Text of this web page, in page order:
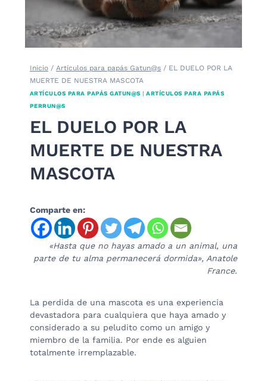
Inicio / Artículos para papás Gatun@s / EL DUELO POR LA
MUERTE DE NUESTRA MASCOTA
ARTÍCULOS PARA PAPÁS GATUN@S |ARTÍCULOS PARA PAPÁS
PERRUN@S
EL DUELO POR LA
MUERTE DE NUESTRA
MASCOTA
Comparte en:
«Hasta que no hayas amado a un animal, una
parte de tu alma permanecerá dormida», Anatole
France.
La perdida de una mascota es una experiencia
devastadora para cualquiera que haya amado y
considerado a su peludito como un amigo y
miembro de la familia. Por ende es alguien
totalmente irremplazable.